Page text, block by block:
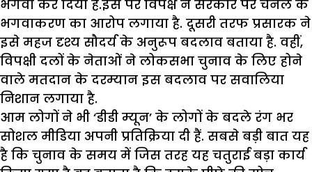
भगवा कर दिया है.इस पर विपक्ष ने सरकार पर चैनल के
भगवाकरण का आरोप लगाया है. दूसरी तरफ प्रसारक ने
इसे महज दृश्य सौदर्य के अनुरूप बदलाव बताया है. वहीं,
विपक्षी दलों के नेताओं ने लोकसभा चुनाव के लिए होने
वाले मतदान के दरम्यान इस बदलाव पर सवालिया
निशान लगाया है.
आम लोगों ने भी ‘डीडी म्यून’ के लोगों के बदले रंग भर
सोशल मीडिया अपनी प्रतिक्रिया दी हैं. सबसे बड़ी बात यह
है कि चुनाव के समय में जिस तरह यह चतुराई बड़ा कार्य